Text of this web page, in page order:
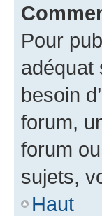
Pour
adéquat
besoin
forum,
forum
sujets,
Haut